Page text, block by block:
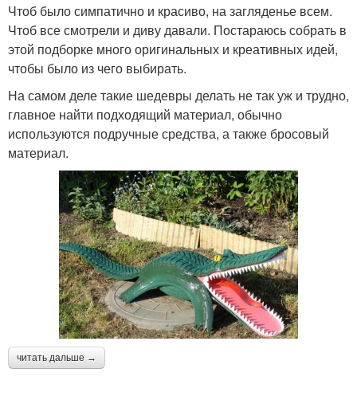
Чтоб было симпатично и красиво, на загляденье всем.
Чтоб все смотрели и диву давали. Постараюсь собрать в
этой подборке много оригинальных и креативных идей,
чтобы было из чего выбирать.
На самом деле такие шедевры делать не так уж и трудно,
главное найти подходящий материал, обычно
используются подручные средства, а также бросовый
материал.
читать дальше →